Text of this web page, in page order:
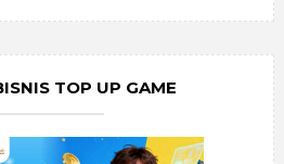
TOP UP GAME